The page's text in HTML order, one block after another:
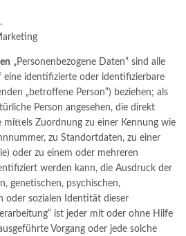
„Personenbezogene Daten“ sind alle
eine identifizierte oder identifizierbare
„betroffene Person“) beziehen; als
Person angesehen, die direkt
mittels Zuordnung zu einer Kennung wie
zu Standortdaten, zu einer
oder zu einem oder mehreren
werden kann, die Ausdruck der
genetischen, psychischen,
oder sozialen Identität dieser
ist jeder mit oder ohne Hilfe
Vorgang oder jede solche